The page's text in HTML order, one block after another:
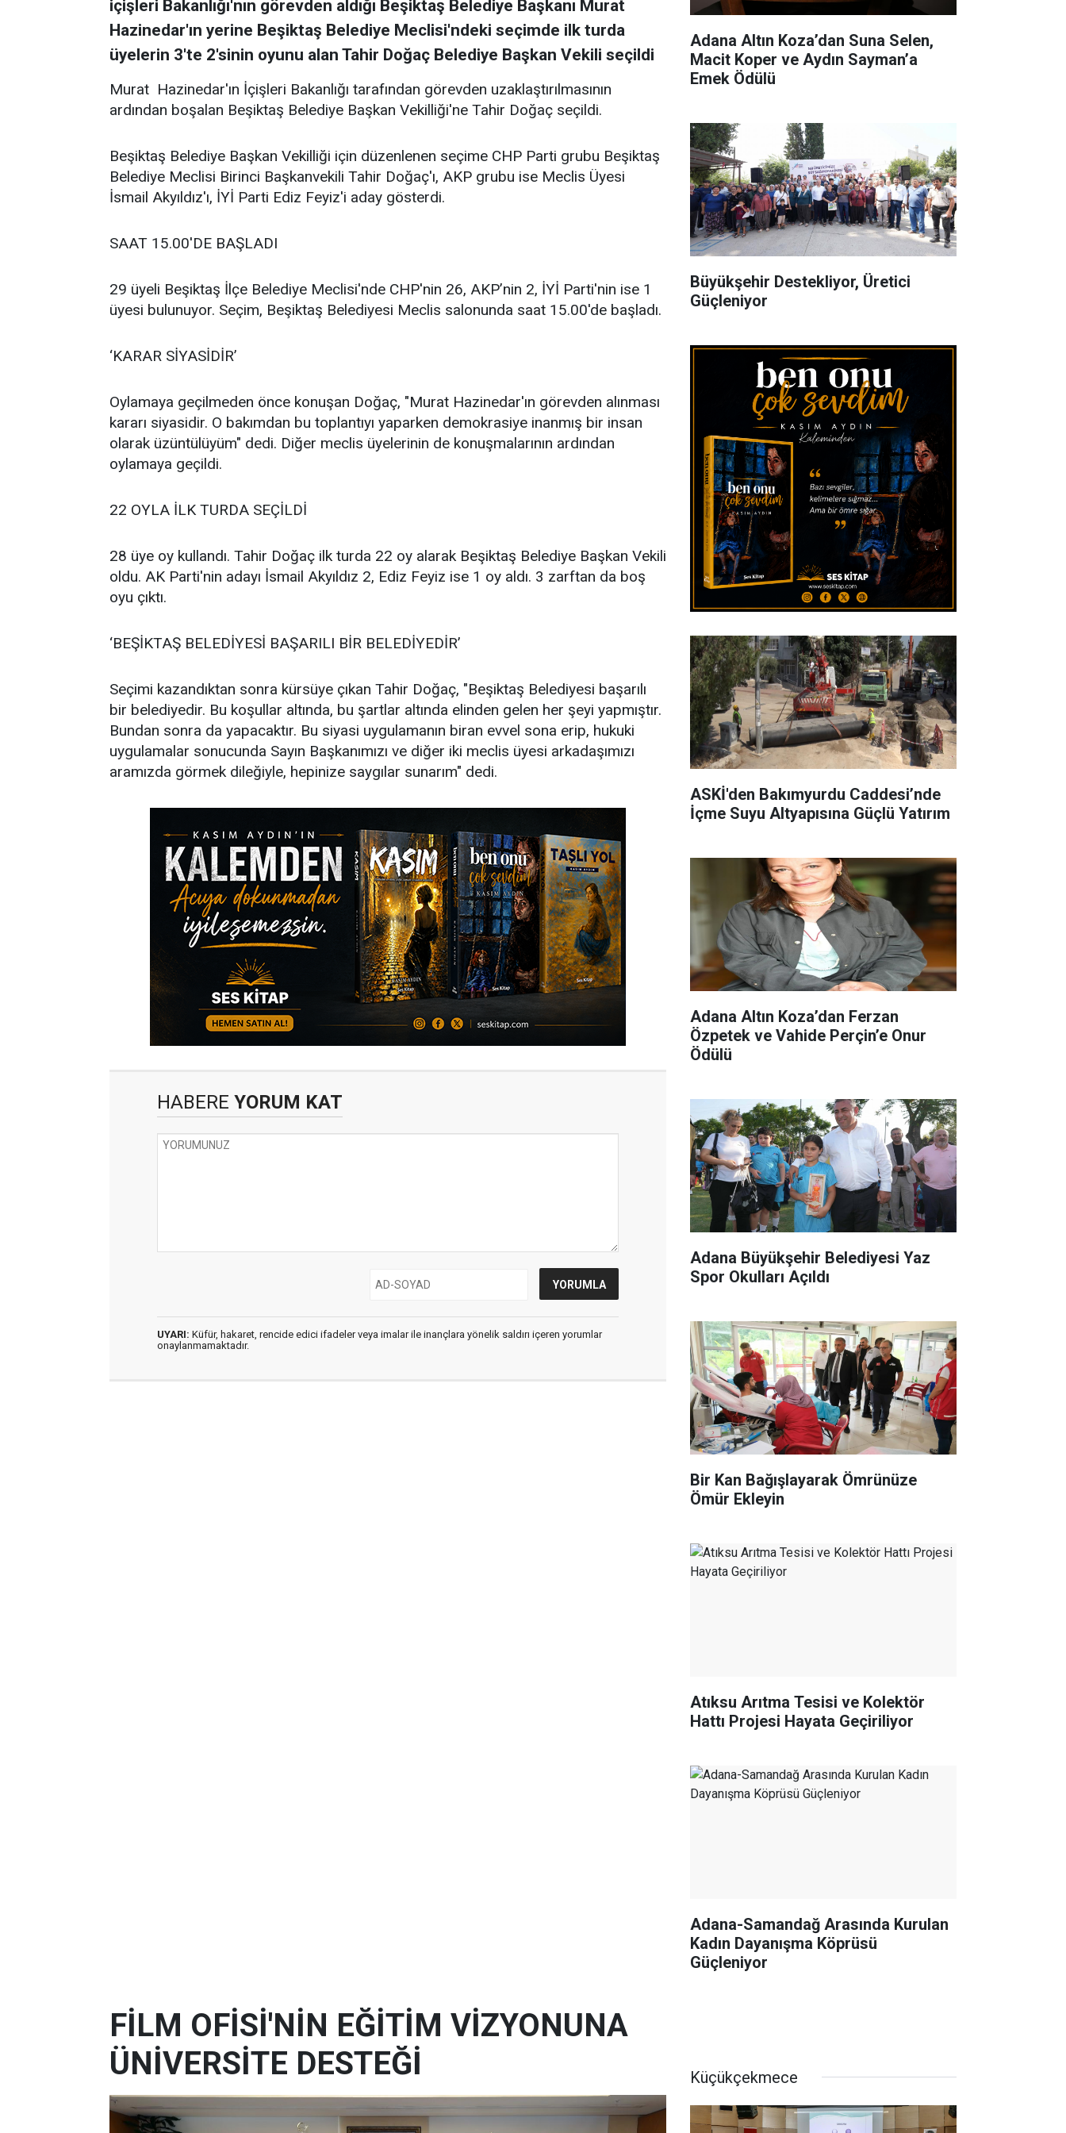
içişleri Bakanlığı'nın görevden aldığı Beşiktaş Belediye Başkanı Murat
Hazinedar'ın yerine Beşiktaş Belediye Meclisi'ndeki seçimde ilk turda
üyelerin 3'te 2'sinin oyunu alan Tahir Doğaç Belediye Başkan Vekili seçildi
Murat Hazinedar'ın İçişleri Bakanlığı tarafından görevden uzaklaştırılmasının
ardından boşalan Beşiktaş Belediye Başkan Vekilliği'ne Tahir Doğaç seçildi.
Beşiktaş Belediye Başkan Vekilliği için düzenlenen seçime CHP Parti grubu Beşiktaş
Belediye Meclisi Birinci Başkanvekili Tahir Doğaç'ı, AKP grubu ise Meclis Üyesi
İsmail Akyıldız'ı, İYİ Parti Ediz Feyiz'i aday gösterdi.
SAAT 15.00'DE BAŞLADI
29 üyeli Beşiktaş İlçe Belediye Meclisi'nde CHP'nin 26, AKP’nin 2, İYİ Parti'nin ise 1
üyesi bulunuyor. Seçim, Beşiktaş Belediyesi Meclis salonunda saat 15.00'de başladı.
‘KARAR SİYASİDİR’
Oylamaya geçilmeden önce konuşan Doğaç, "Murat Hazinedar'ın görevden alınması
kararı siyasidir. O bakımdan bu toplantıyı yaparken demokrasiye inanmış bir insan
olarak üzüntülüyüm" dedi. Diğer meclis üyelerinin de konuşmalarının ardından
oylamaya geçildi.
22 OYLA İLK TURDA SEÇİLDİ
28 üye oy kullandı. Tahir Doğaç ilk turda 22 oy alarak Beşiktaş Belediye Başkan Vekili
oldu. AK Parti'nin adayı İsmail Akyıldız 2, Ediz Feyiz ise 1 oy aldı. 3 zarftan da boş
oyu çıktı.
‘BEŞİKTAŞ BELEDİYESİ BAŞARILI BİR BELEDİYEDİR’
Seçimi kazandıktan sonra kürsüye çıkan Tahir Doğaç, "Beşiktaş Belediyesi başarılı
bir belediyedir. Bu koşullar altında, bu şartlar altında elinden gelen her şeyi yapmıştır.
Bundan sonra da yapacaktır. Bu siyasi uygulamanın biran evvel sona erip, hukuki
uygulamalar sonucunda Sayın Başkanımızı ve diğer iki meclis üyesi arkadaşımızı
aramızda görmek dileğiyle, hepinize saygılar sunarım" dedi.
HABERE YORUM KAT
UYARI: Küfür, hakaret, rencide edici ifadeler veya imalar ile inançlara yönelik saldırı içeren yorumlar
onaylanmamaktadır.
Adana Altın Koza’dan Suna Selen,
Macit Koper ve Aydın Sayman’a
Emek Ödülü
Büyükşehir Destekliyor, Üretici
Güçleniyor
ASKİ'den Bakımyurdu Caddesi’nde
İçme Suyu Altyapısına Güçlü Yatırım
Adana Altın Koza’dan Ferzan
Özpetek ve Vahide Perçin’e Onur
Ödülü
Adana Büyükşehir Belediyesi Yaz
Spor Okulları Açıldı
Bir Kan Bağışlayarak Ömrünüze
Ömür Ekleyin
Atıksu Arıtma Tesisi ve Kolektör
Hattı Projesi Hayata Geçiriliyor
Adana-Samandağ Arasında Kurulan
Kadın Dayanışma Köprüsü
Güçleniyor
FİLM OFİSİ'NİN EĞİTİM VİZYONUNA
ÜNİVERSİTE DESTEĞİ
Küçükçekmece